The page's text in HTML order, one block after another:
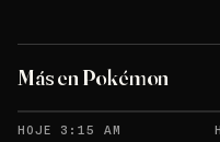
Más en Pokémon
HOJE 3:15 AM